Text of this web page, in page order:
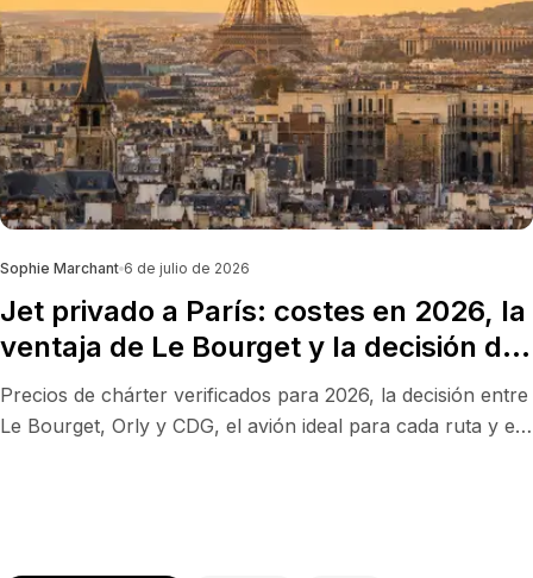
Sophie Marchant 6 de julio de 2026
Jet privado a París: costes en 2026, la
ventaja de Le Bourget y la decisión de
aeropuerto que nadie te explica
Precios de chárter verificados para 2026, la decisión entre
Le Bourget, Orly y CDG, el avión ideal para cada ruta y el